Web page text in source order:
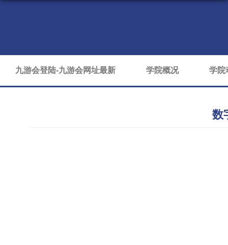
九游会登陆-九游会网址最新 学院概况 学院
数